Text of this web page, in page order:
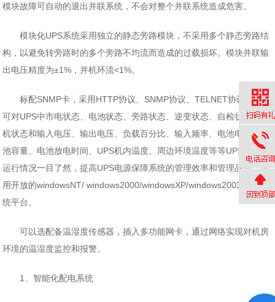
模块故障可自动的退出并联系统，不会对整个并联系统造成危害。
模块化UPS系统采用独立的静态旁路模块，不采用多个静态旁路结
构，以避免转旁路时的多个旁路不均流而造成的过载损坏。模块并联输
出电压精度为±1%，并机环流<1%。
标配SNMP卡，采用HTTP协议、SNMP协议、TELNET协议等。
可对UPS中市电状态、电池状态、旁路状态、逆变状态、自检状态、开
机状态和输入电压、输出电压、负载百分比、输入频率、电池电压、电
池容量、电池放电时间、UPS机内温度、周边环境温度等等UPS电源的
运行情况一目了然，提高UPS电源保障系统的管理效率和管理品质。选
用开放的windowsNT/ windows2000/windowsXP/windows2003操作系
统平台。
可以选配备温湿度传感器，插入多功能网卡，通过网络实现对机房
环境的温湿度监控和报警。
1、智能化配电系统